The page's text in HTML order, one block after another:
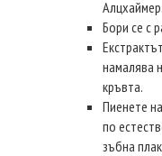
Алцхаймер.
Бори се с
намалява
кръвта.
Пиенете
по
зъбна